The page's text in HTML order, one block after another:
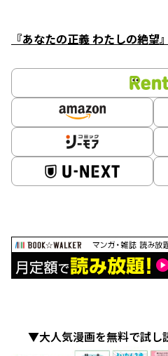
『あなたの正義 わたしの絶望』
▼大人気漫画を無料で試